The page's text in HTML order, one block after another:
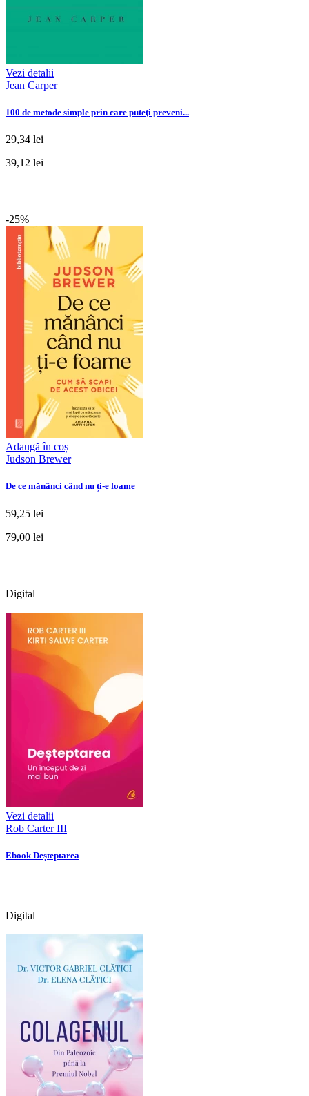
Vezi detalii
Jean Carper
100 de metode simple prin care puteţi preveni...
29,34 lei
39,12 lei
-25%
Adaugă în coș
Judson Brewer
De ce mănânci când nu ți-e foame
59,25 lei
79,00 lei
Digital
Vezi detalii
Rob Carter III
Ebook Deșteptarea
Digital